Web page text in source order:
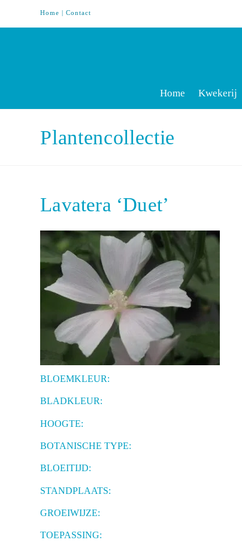
Home |Contact
Home Kwekerij
Plantencollectie
Lavatera ‘Duet’
BLOEMKLEUR:
BLADKLEUR:
HOOGTE:
BOTANISCHE TYPE:
BLOEITIJD:
STANDPLAATS:
GROEIWIJZE:
TOEPASSING: